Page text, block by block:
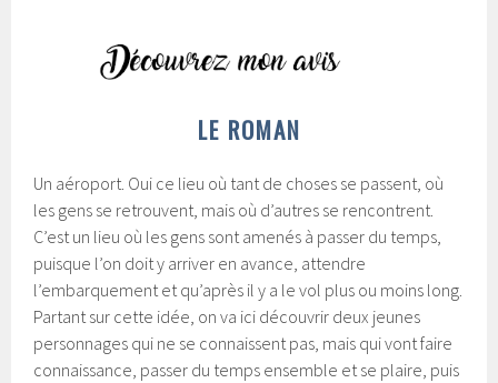
LE ROMAN
Un aéroport. Oui ce lieu où tant de choses se passent, où
les gens se retrouvent, mais où d’autres se rencontrent.
C’est un lieu où les gens sont amenés à passer du temps,
puisque l’on doit y arriver en avance, attendre
l’embarquement et qu’après il y a le vol plus ou moins long.
Partant sur cette idée, on va ici découvrir deux jeunes
personnages qui ne se connaissent pas, mais qui vont faire
connaissance, passer du temps ensemble et se plaire, puis